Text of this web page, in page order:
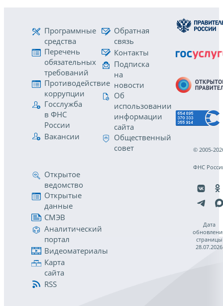
Программные
средства
Перечень
обязательных
требований
Противодействие
коррупции
Госслужба
в ФНС
России
Вакансии
Обратная
связь
Контакты
Подписка
на
новости
Об
использовании
информации
сайта
Общественный
совет
Открытое
ведомство
Открытые
данные
СМЭВ
Аналитический
портал
Видеоматериалы
Карта
сайта
RSS
© 2005-
ФНС
Дата
страницы
28.07.2026